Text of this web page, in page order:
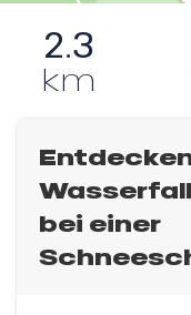
2.3
km
bei einer